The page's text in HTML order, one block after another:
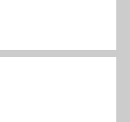
App
Venues &